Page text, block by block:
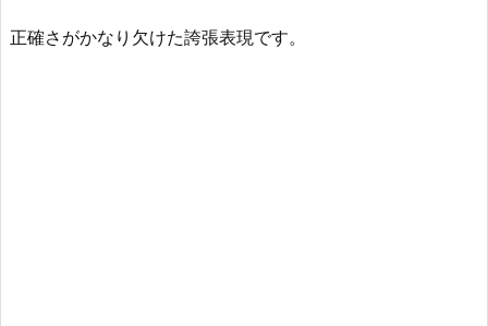
正確さがかなり欠けた誇張表現です。